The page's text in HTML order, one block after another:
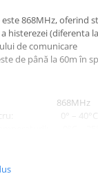
868MHz, oferind
histerezei (diferenta
de comunicare
de până la 60m în
868MHz
lucru: 0° – 40°C
0,5°C
0,5° C/1° C
1